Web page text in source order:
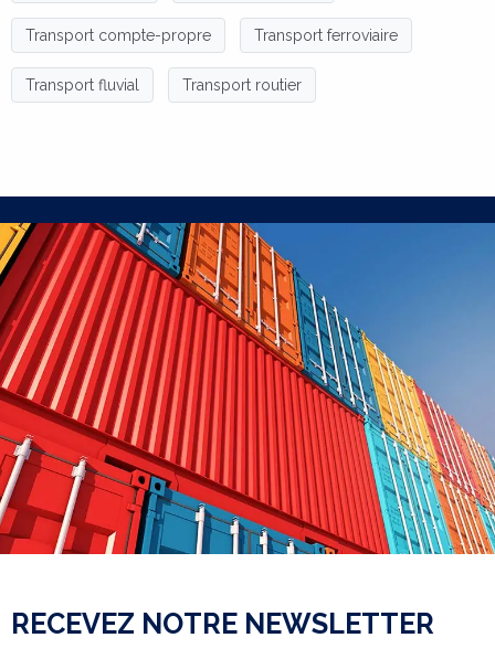
Transport compte-propre Transport ferroviaire
Transport fluvial Transport routier
RECEVEZ NOTRE NEWSLETTER